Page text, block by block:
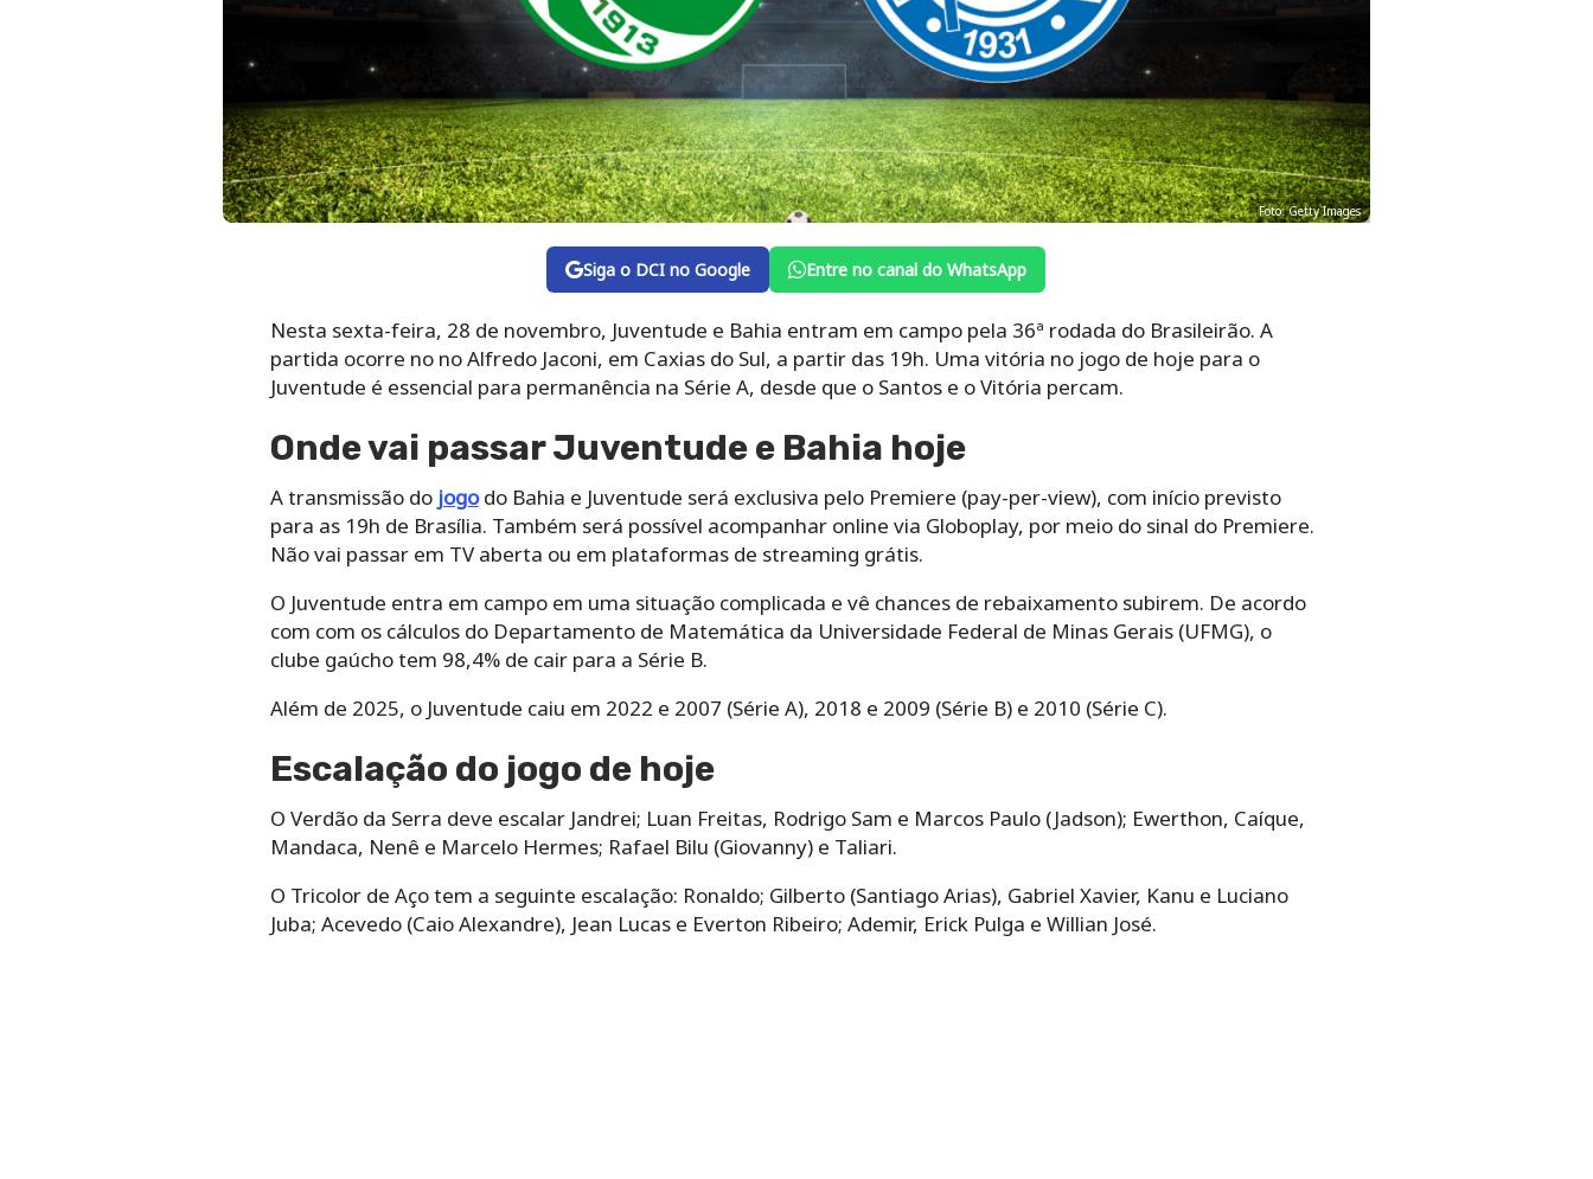
Foto: Getty Images
Siga o DCI no Google Entre no canal do WhatsApp
Nesta sexta-feira, 28 de novembro, Juventude e Bahia entram em campo pela 36ª rodada do Brasileirão. A
partida ocorre no no Alfredo Jaconi, em Caxias do Sul, a partir das 19h. Uma vitória no jogo de hoje para o
Juventude é essencial para permanência na Série A, desde que o Santos e o Vitória percam.
Onde vai passar Juventude e Bahia hoje
A transmissão do jogodo Bahia e Juventude será exclusiva pelo Premiere (pay-per-view), com início previsto
para as 19h de Brasília. Também será possível acompanhar online via Globoplay, por meio do sinal do Premiere.
Não vai passar em TV aberta ou em plataformas de streaming grátis.
O Juventude entra em campo em uma situação complicada e vê chances de rebaixamento subirem. De acordo
com com os cálculos do Departamento de Matemática da Universidade Federal de Minas Gerais (UFMG), o
clube gaúcho tem 98,4% de cair para a Série B.
Além de 2025, o Juventude caiu em 2022 e 2007 (Série A), 2018 e 2009 (Série B) e 2010 (Série C).
Escalação do jogo de hoje
O Verdão da Serra deve escalar Jandrei; Luan Freitas, Rodrigo Sam e Marcos Paulo (Jadson); Ewerthon, Caíque,
Mandaca, Nenê e Marcelo Hermes; Rafael Bilu (Giovanny) e Taliari.
O Tricolor de Aço tem a seguinte escalação: Ronaldo; Gilberto (Santiago Arias), Gabriel Xavier, Kanu e Luciano
Juba; Acevedo (Caio Alexandre), Jean Lucas e Everton Ribeiro; Ademir, Erick Pulga e Willian José.